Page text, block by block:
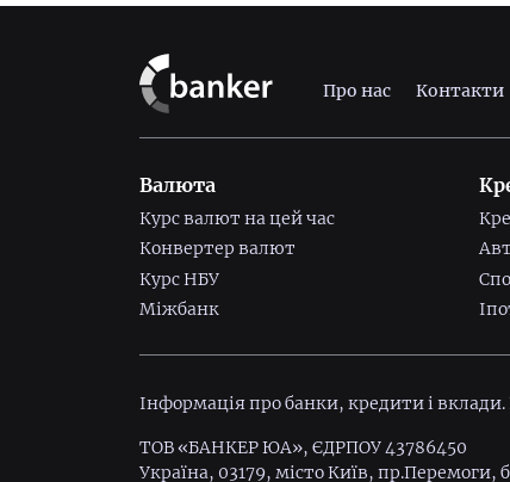
Про нас Контакти
Валюта
Курс валют на цей час
Конвертер валют
Курс НБУ
Міжбанк
Інформація про банки, кредити і
ТОВ «БАНКЕР ЮА», ЄДРПОУ 43786450
Україна, 03179, місто Київ, пр.Перемоги,